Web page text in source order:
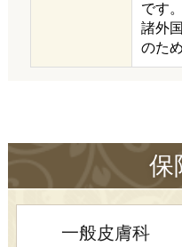
です。
諸外
のた
保
一般皮膚科